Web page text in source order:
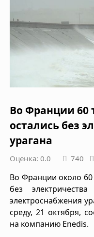
Во Франции 60
остались без
урагана
Оценка: 0.0 740
Во Франции около 60
без
электроснабжения
среду, 21 октября,
на компанию Enedis.